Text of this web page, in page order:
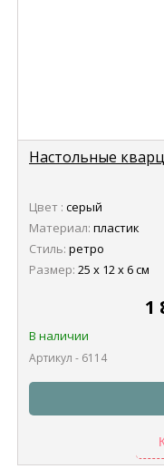
Настольные
Цвет : серый
Материал: пластик
Стиль: ретро
Размер: 25 х 12 х 6 см
1
В наличии
Артикул - 6114